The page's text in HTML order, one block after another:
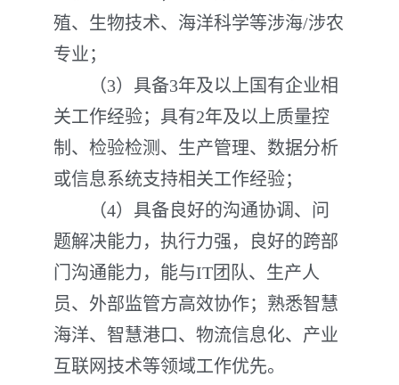
殖、生物技术、海洋科学等涉海/涉农
专业；
（3）具备3年及以上国有企业相
关工作经验；具有2年及以上质量控
制、检验检测、生产管理、数据分析
或信息系统支持相关工作经验；
（4）具备良好的沟通协调、问
题解决能力，执行力强，良好的跨部
门沟通能力，能与IT团队、生产人
员、外部监管方高效协作；熟悉智慧
海洋、智慧港口、物流信息化、产业
互联网技术等领域工作优先。